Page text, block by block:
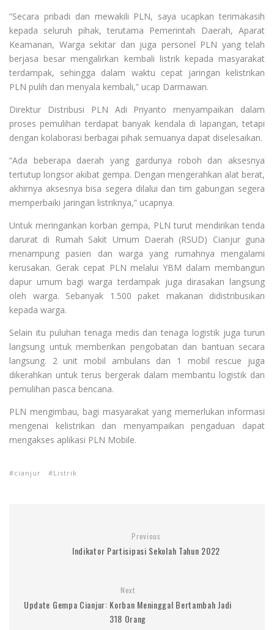
“Secara pribadi dan mewakili PLN, saya ucapkan terimakasih
kepada seluruh pihak, terutama Pemerintah Daerah, Aparat
Keamanan, Warga sekitar dan juga personel PLN yang telah
berjasa besar mengalirkan kembali listrik kepada masyarakat
terdampak, sehingga dalam waktu cepat jaringan kelistrikan
PLN pulih dan menyala kembali,” ucap Darmawan.
Direktur Distribusi PLN Adi Priyanto menyampaikan dalam
proses pemulihan terdapat banyak kendala di lapangan, tetapi
dengan kolaborasi berbagai pihak semuanya dapat diselesaikan.
“Ada beberapa daerah yang gardunya roboh dan aksesnya
tertutup longsor akibat gempa. Dengan mengerahkan alat berat,
akhirnya aksesnya bisa segera dilalui dan tim gabungan segera
memperbaiki jaringan listriknya,” ucapnya.
Untuk meringankan korban gempa, PLN turut mendirikan tenda
darurat di Rumah Sakit Umum Daerah (RSUD) Cianjur guna
menampung pasien dan warga yang rumahnya mengalami
kerusakan. Gerak cepat PLN melalui YBM dalam membangun
dapur umum bagi warga terdampak juga dirasakan langsung
oleh warga. Sebanyak 1.500 paket makanan didistribusikan
kepada warga.
Selain itu puluhan tenaga medis dan tenaga logistik juga turun
langsung untuk memberikan pengobatan dan bantuan secara
langsung. 2 unit mobil ambulans dan 1 mobil rescue juga
dikerahkan untuk terus bergerak dalam membantu logistik dan
pemulihan pasca bencana.
PLN mengimbau, bagi masyarakat yang memerlukan informasi
mengenai kelistrikan dan menyampaikan pengaduan dapat
mengakses aplikasi PLN Mobile.
cianjur Listrik
Previous
Indikator Partisipasi Sekolah Tahun 2022
Next
Update Gempa Cianjur: Korban Meninggal Bertambah Jadi
318 Orang